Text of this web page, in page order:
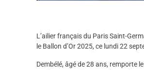
L’ailier français du Paris Saint-
le Ballon d’Or 2025, ce lundi 22
Dembélé, âgé de 28 ans, remporte